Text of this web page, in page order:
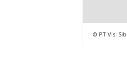
© PT Visi